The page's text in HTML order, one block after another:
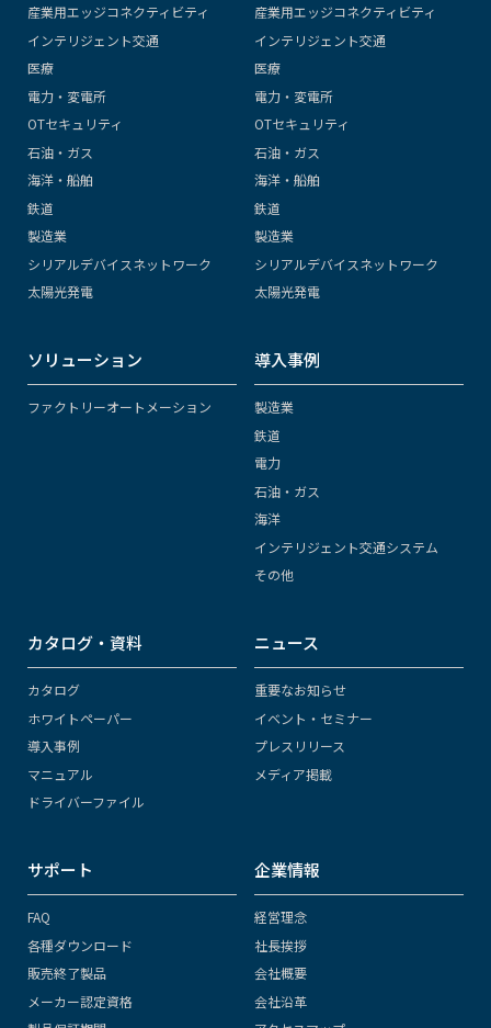
産業用エッジコネクティビティ
インテリジェント交通
医療
電力・変電所
OTセキュリティ
石油・ガス
海洋・船舶
鉄道
製造業
シリアルデバイスネットワーク
太陽光発電
産業用エッジコネクティビティ
インテリジェント交通
医療
電力・変電所
OTセキュリティ
石油・ガス
海洋・船舶
鉄道
製造業
シリアルデバイスネットワーク
太陽光発電
ソリューション
ファクトリーオートメーション
導入事例
製造業
鉄道
電力
石油・ガス
海洋
インテリジェント交通システム
その他
カタログ・資料
カタログ
ホワイトペーパー
導入事例
マニュアル
ドライバーファイル
ニュース
重要なお知らせ
イベント・セミナー
プレスリリース
メディア掲載
サポート
FAQ
各種ダウンロード
販売終了製品
メーカー認定資格
企業情報
経営理念
社長挨拶
会社概要
会社沿革